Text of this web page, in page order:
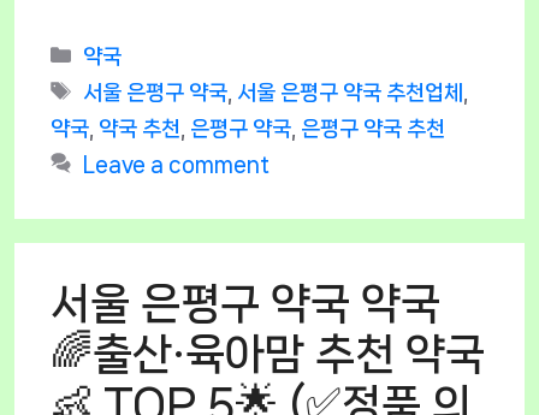
Categories
약국
Tags
서울 은평구 약국 서울 은평구 약국 추천업체
약국 약국 추천 은평구 약국 은평구 약국 추천
Leave a comment
서울 은평구 약국 약국
🌈출산·육아맘 추천 약국
👶 TOP 5🌟 (✅정품 의